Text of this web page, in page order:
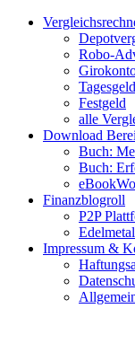
Zum
Facebook
Twitter
Instagram
Pinterest
YouTube
Robo-
Tagesgeld
Festgeld
alle
Download
Buch:
Buch:
Finanzblogroll
P2P
Impressum &